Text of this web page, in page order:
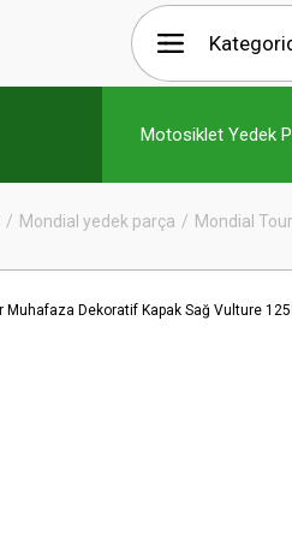
Motosiklet Yedek
Mondial yedek parça Mondial